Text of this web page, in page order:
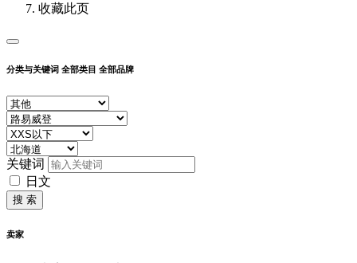
收藏此页
分类与关键词 全部类目 全部品牌
关键词
日文
搜 索
卖家